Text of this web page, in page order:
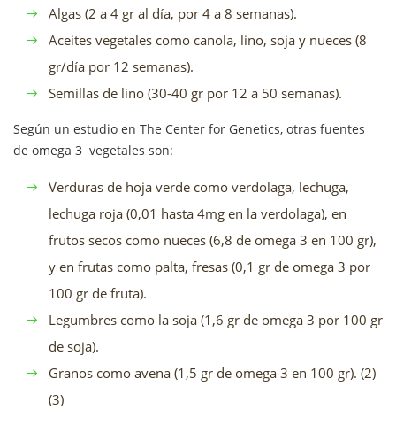
Algas (2 a 4 gr al día, por 4 a 8 semanas).
Aceites vegetales como canola, lino, soja y nueces (8
gr/día por 12 semanas).
Semillas de lino (30-40 gr por 12 a 50 semanas).
Según un estudio en The Center for Genetics, otras fuentes
de omega 3 vegetales son:
Verduras de hoja verde como verdolaga, lechuga,
lechuga roja (0,01 hasta 4mg en la verdolaga), en
frutos secos como nueces (6,8 de omega 3 en 100 gr),
y en frutas como palta, fresas (0,1 gr de omega 3 por
100 gr de fruta).
Legumbres como la soja (1,6 gr de omega 3 por 100 gr
de soja).
Granos como avena (1,5 gr de omega 3 en 100 gr). (2)
(3)